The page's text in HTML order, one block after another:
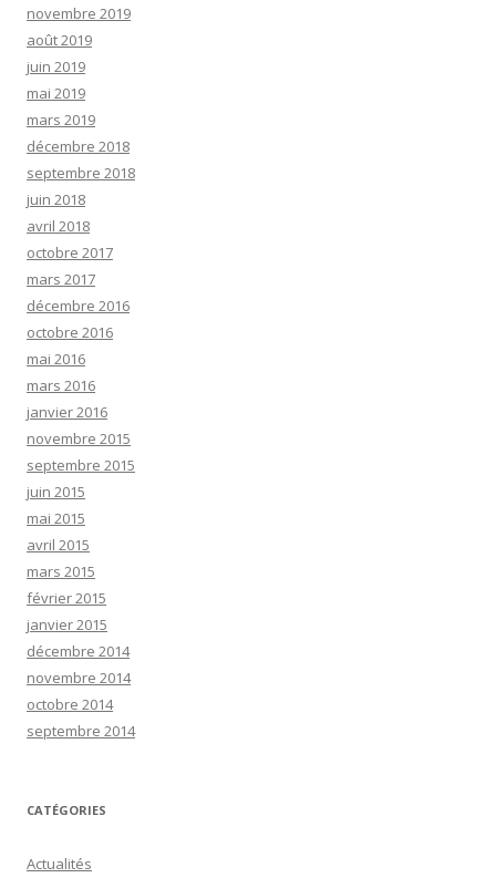
novembre 2019
août 2019
juin 2019
mai 2019
mars 2019
décembre 2018
septembre 2018
juin 2018
avril 2018
octobre 2017
mars 2017
décembre 2016
octobre 2016
mai 2016
mars 2016
janvier 2016
novembre 2015
septembre 2015
juin 2015
mai 2015
avril 2015
mars 2015
février 2015
janvier 2015
décembre 2014
novembre 2014
octobre 2014
septembre 2014
CATÉGORIES
Actualités